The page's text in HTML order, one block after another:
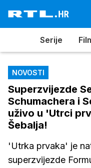
Serije
NOVOSTI
Superzvijezde
Schumachera i
uživo u 'Utrci
Šebalja!
'Utrka prvaka' je
superzvijezde